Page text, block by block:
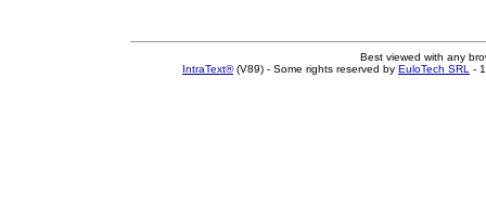
Best viewed with any
IntraText®(V89) - Some rights reserved by EuloTech SRL -